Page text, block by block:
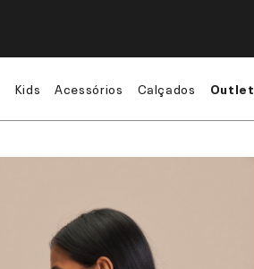
Kids Acessórios Calçados Outlet